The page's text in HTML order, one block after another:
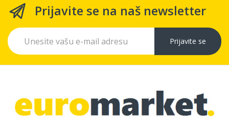
Prijavite se na naš newsletter
Prijavite se